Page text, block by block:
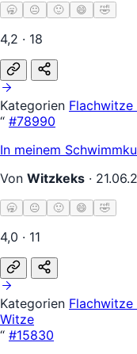
🥱 😐 🙂 😄 🤣
4,2 · 18
Kategorien Flachwitze
“ #78990
In meinem
Von Witzkeks ·
🥱 😐 🙂 😄 🤣
4,0 · 11
Kategorien Flachwitze
Witze
“ #15830